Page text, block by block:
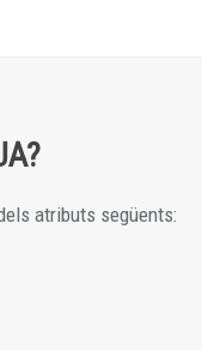
atributs següents: